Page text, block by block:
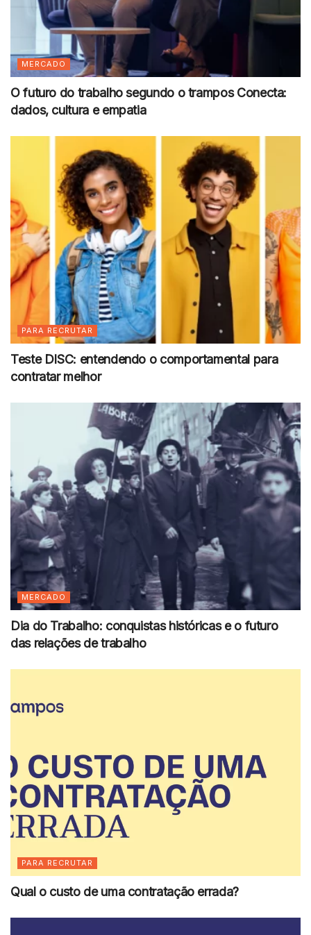
MERCADO
O futuro do trabalho segundo o trampos Conecta:
dados, cultura e empatia
PARA RECRUTAR
Teste DISC: entendendo o comportamental para
contratar melhor
MERCADO
Dia do Trabalho: conquistas históricas e o futuro
das relações de trabalho
PARA RECRUTAR
Qual o custo de uma contratação errada?